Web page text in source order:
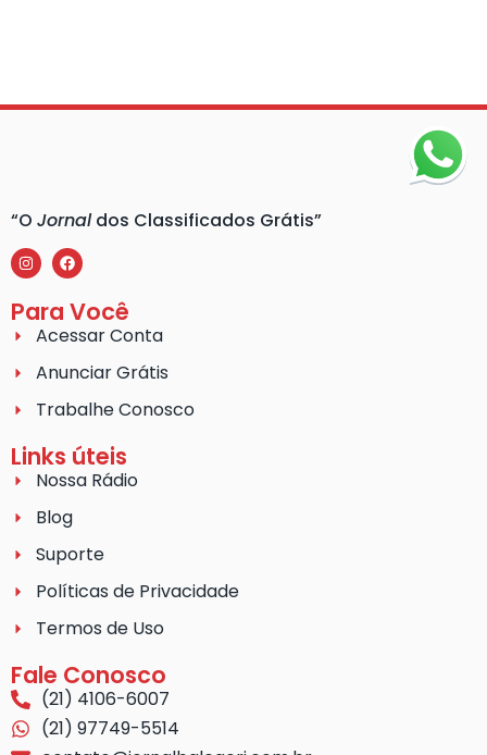
“O Jornaldos Classificados Grátis”
Para Você
Acessar Conta
Anunciar Grátis
Trabalhe Conosco
Links úteis
Nossa Rádio
Blog
Suporte
Políticas de Privacidade
Termos de Uso
Fale Conosco
(21) 4106-6007
(21) 97749-5514